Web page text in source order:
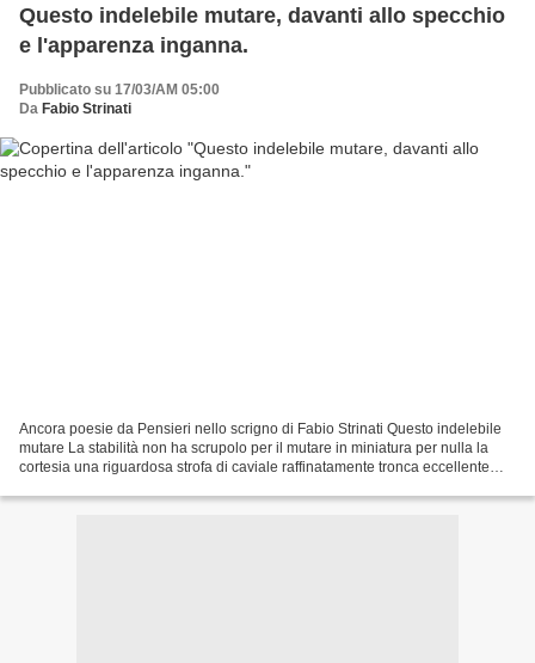
Questo indelebile mutare, davanti allo specchio
e l'apparenza inganna.
Pubblicato su 17/03/AM 05:00
Da Fabio Strinati
Ancora poesie da Pensieri nello scrigno di Fabio Strinati Questo indelebile
mutare La stabilità non ha scrupolo per il mutare in miniatura per nulla la
cortesia una riguardosa strofa di caviale raffinatamente tronca eccellente